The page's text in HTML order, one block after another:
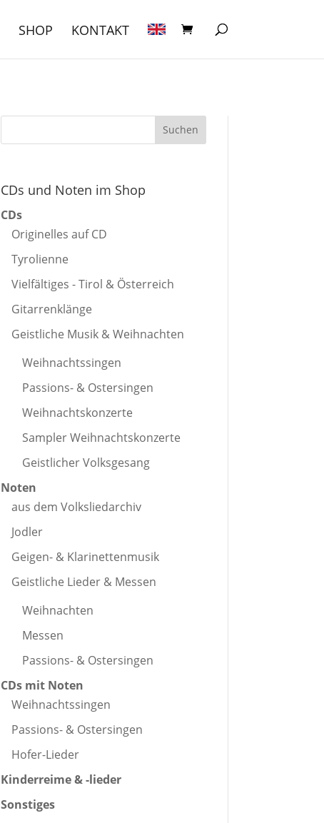
SHOP KONTAKT
CDs und Noten im Shop
CDs
Originelles auf CD
Tyrolienne
Vielfältiges - Tirol & Österreich
Gitarrenklänge
Geistliche Musik & Weihnachten
Weihnachtssingen
Passions- & Ostersingen
Weihnachtskonzerte
Sampler Weihnachtskonzerte
Geistlicher Volksgesang
Noten
aus dem Volksliedarchiv
Jodler
Geigen- & Klarinettenmusik
Geistliche Lieder & Messen
Weihnachten
Messen
Passions- & Ostersingen
CDs mit Noten
Weihnachtssingen
Passions- & Ostersingen
Hofer-Lieder
Kinderreime & -lieder
Sonstiges